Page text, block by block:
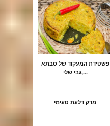
פשטידת המעקוד של סבתא
גבי שלי,...
מרק דלעת טעימי